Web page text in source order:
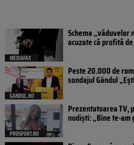
MEDIAFAX
Schema „văduvelor
acuzate că profită
GANDUL.RO
Peste 20.000 de
sondajul Gândul
PROSPORT.RO
Prezentatoarea TV,
nudiști: „Bine te-am